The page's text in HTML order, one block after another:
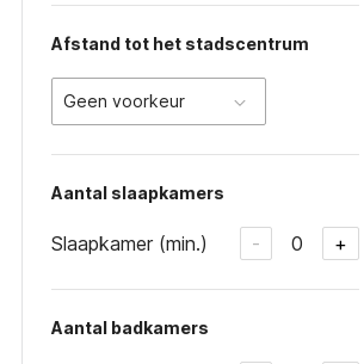
Afstand tot het stadscentrum
Geen voorkeur
Aantal slaapkamers
Slaapkamer (min.) - 0 +
Aantal badkamers